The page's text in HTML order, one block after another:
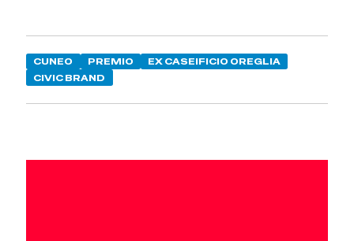
CUNEO PREMIO
EX CASEIFICIO OREGLIA
CIVIC BRAND